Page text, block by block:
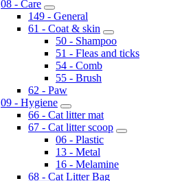
08 - Care
149 - General
61 - Coat & skin
50 - Shampoo
51 - Fleas and ticks
54 - Comb
55 - Brush
62 - Paw
09 - Hygiene
66 - Cat litter mat
67 - Cat litter scoop
06 - Plastic
13 - Metal
16 - Melamine
68 - Cat Litter Bag